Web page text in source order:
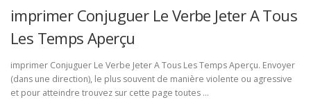
imprimer Conjuguer Le Verbe Jeter A Tous
Les Temps Aperçu
imprimer Conjuguer Le Verbe Jeter A Tous Les Temps Aperçu. Envoyer
(dans une direction), le plus souvent de manière violente ou agressive
et pour atteindre trouvez sur cette page toutes …